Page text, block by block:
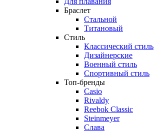
Браслет
Стальной
Титановый
Стиль
Классический стиль
Дизайнерские
Военный стиль
Спортивный стиль
Топ-бренды
Casio
Rivaldy
Reebok Classic
Steinmeyer
Слава